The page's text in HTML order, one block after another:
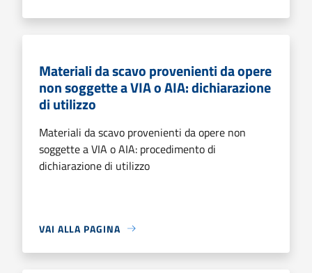
Materiali da scavo provenienti da opere
non soggette a VIA o AIA: dichiarazione
di utilizzo
Materiali da scavo provenienti da opere non
soggette a VIA o AIA: procedimento di
dichiarazione di utilizzo
VAI ALLA PAGINA